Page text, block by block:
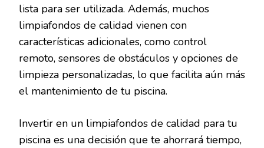
lista para ser utilizada. Además, muchos
limpiafondos de calidad vienen con
características adicionales, como control
remoto, sensores de obstáculos y opciones de
limpieza personalizadas, lo que facilita aún más
el mantenimiento de tu piscina.
Invertir en un limpiafondos de calidad para tu
piscina es una decisión que te ahorrará tiempo,